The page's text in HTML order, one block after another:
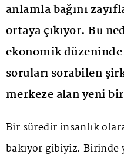
anlamla bağını
ortaya çıkıyor. Bu
ekonomik
soruları sorabilen
merkeze alan yeni
Bir süredir insanlık
bakıyor gibiyiz. Birinde